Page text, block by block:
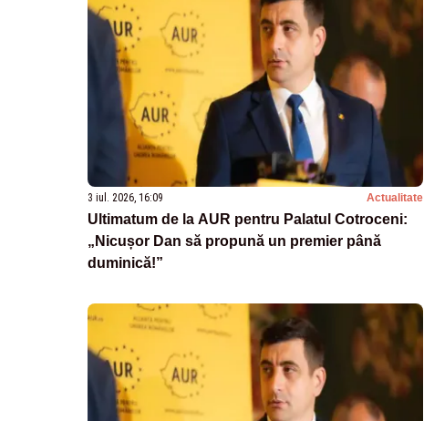
3 iul. 2026, 16:09 Actualitate
Ultimatum de la AUR pentru Palatul Cotroceni:
„Nicușor Dan să propună un premier până
duminică!”